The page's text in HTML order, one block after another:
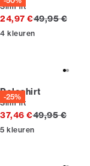
Slim fit
24,97 €Originele prijs
49,95 €
4 kleuren
-25%
Poloshirt
Slim fit
37,46 €Originele prijs
49,95 €
5 kleuren